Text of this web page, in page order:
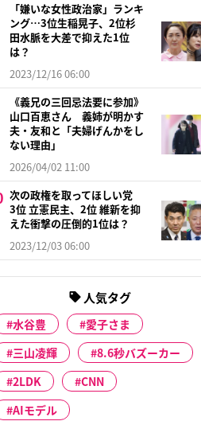
「嫌いな女性政治家」ランキ
ング…3位生稲晃子、2位杉
田水脈を大差で抑えた1位
は？
2023/12/16 06:00
《義兄の三回忌法要に参加》
山口百恵さん 義姉が明かす
夫・友和と「夫婦げんかをし
ない理由」
2026/04/02 11:00
次の政権を取ってほしい党
3位 立憲民主、2位 維新を抑
えた衝撃の圧倒的1位は？
2023/12/03 06:00
人気タグ
水谷豊
愛子さま
三山凌輝
8.6秒バズーカー
2LDK
CNN
AIモデル